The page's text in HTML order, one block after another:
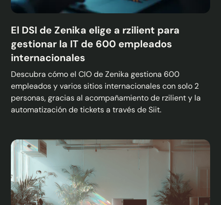
El DSI de Zenika elige a rzilient para
gestionar la IT de 600 empleados
internacionales
Descubra cómo el CIO de Zenika gestiona 600
empleados y varios sitios internacionales con solo 2
personas, gracias al acompañamiento de rzilient y la
automatización de tickets a través de Siit.